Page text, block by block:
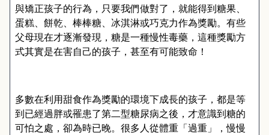
與矯正孩子的行為，只要我們做對了，就能得到糖果、
蛋糕、餅乾、棒棒糖、冰淇淋或巧克力作為獎勵。有些
父母現在才逐漸發現，糖是一種慢性毒藥，這種獎勵方
式其實是在害自己的孩子，甚至有可能致命！
多數在利用甜食作為獎勵的環境下成長的孩子，都是等
到已經過胖或罹患了第二型糖尿病之後，才意識到糖的
可怕之處，卻為時已晚。很多人從體重「過重」，慢慢